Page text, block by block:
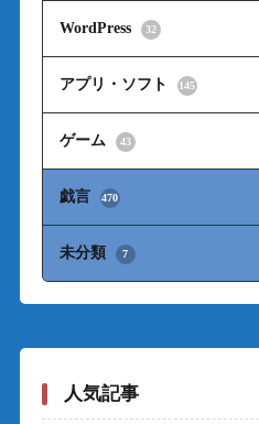
WordPress 32
アプリ・ソフト 145
ゲーム 43
戯言 470
未分類 7
人気記事